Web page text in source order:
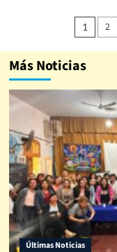
1 2
Más Noticias
Últimas Noticias